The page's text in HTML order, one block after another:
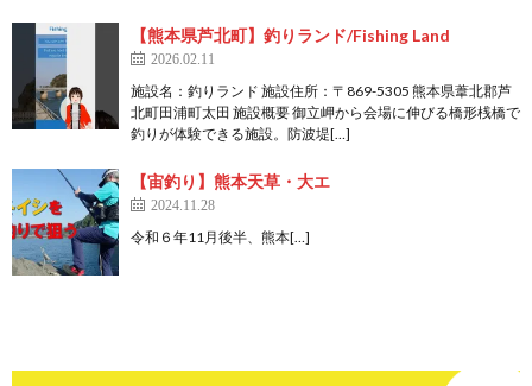
【熊本県芦北町】釣りランド/Fishing Land
2026.02.11
施設名：釣りランド 施設住所：〒869-5305 熊本県葦北郡芦
北町田浦町太田 施設概要 御立岬から会場に伸びる橋形桟橋で
釣りが体験できる施設。防波堤[…]
【宙釣り】熊本天草・大エ
2024.11.28
令和６年11月後半、熊本[…]